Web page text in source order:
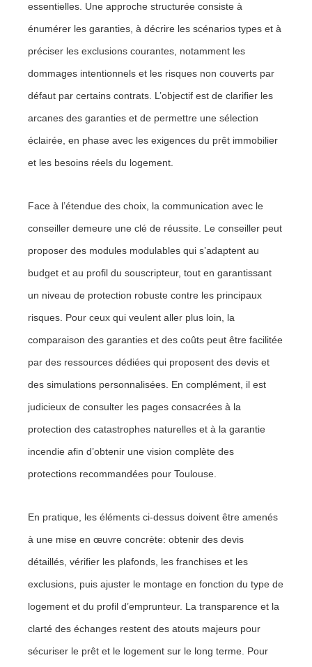
essentielles. Une approche structurée consiste à
énumérer les garanties, à décrire les scénarios types et à
préciser les exclusions courantes, notamment les
dommages intentionnels et les risques non couverts par
défaut par certains contrats. L’objectif est de clarifier les
arcanes des garanties et de permettre une sélection
éclairée, en phase avec les exigences du prêt immobilier
et les besoins réels du logement.
Face à l’étendue des choix, la communication avec le
conseiller demeure une clé de réussite. Le conseiller peut
proposer des modules modulables qui s’adaptent au
budget et au profil du souscripteur, tout en garantissant
un niveau de protection robuste contre les principaux
risques. Pour ceux qui veulent aller plus loin, la
comparaison des garanties et des coûts peut être facilitée
par des ressources dédiées qui proposent des devis et
des simulations personnalisées. En complément, il est
judicieux de consulter les pages consacrées à la
protection des catastrophes naturelles et à la garantie
incendie afin d’obtenir une vision complète des
protections recommandées pour Toulouse.
En pratique, les éléments ci-dessus doivent être amenés
à une mise en œuvre concrète: obtenir des devis
détaillés, vérifier les plafonds, les franchises et les
exclusions, puis ajuster le montage en fonction du type de
logement et du profil d’emprunteur. La transparence et la
clarté des échanges restent des atouts majeurs pour
sécuriser le prêt et le logement sur le long terme. Pour